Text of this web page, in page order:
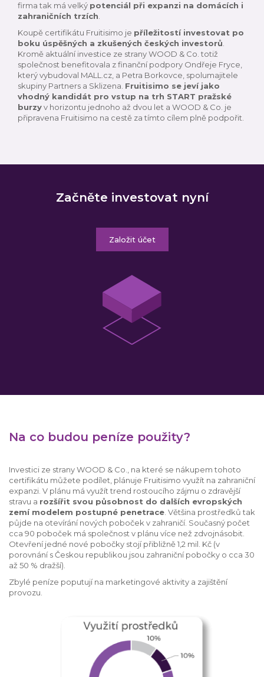
firma tak má velký potenciál při expanzi na domácích i
zahraničních trzích
Koupě certifikátu Fruitisimo je příležitostí investovat po
boku úspěšných a zkušených českých investorů
Kromě aktuální investice ze strany WOOD & Co. totiž
společnost benefitovala z finanční podpory Ondřeje Fryce,
který vybudoval MALL.cz, a Petra Borkovce, spolumajitele
skupiny Partners a Sklizena. Fruitisimo se jeví jako
vhodný kandidát pro vstup na trh START pražské
burzyv horizontu jednoho až dvou let a WOOD & Co. je
připravena Fruitisimo na cestě za tímto cílem plně podpořit.
Začněte investovat nyní
Založit účet
Na co budou peníze použity?
Investici ze strany WOOD & Co., na které se nákupem tohoto
certifikátu můžete podílet, plánuje Fruitisimo využít na zahraniční
expanzi. V plánu má využít trend rostoucího zájmu o zdravější
stravu a rozšířit svou působnost do dalších evropských
zemí modelem postupné penetrace . Většina prostředků tak
půjde na otevírání nových poboček v zahraničí. Současný počet
cca 90 poboček má společnost v plánu více než zdvojnásobit.
Otevření jedné nové pobočky stojí přibližně 1,2 mil. Kč (v
porovnání s Českou republikou jsou zahraniční pobočky o cca 30
až 50 % dražší).
Zbylé peníze poputují na marketingové aktivity a zajištění
provozu.